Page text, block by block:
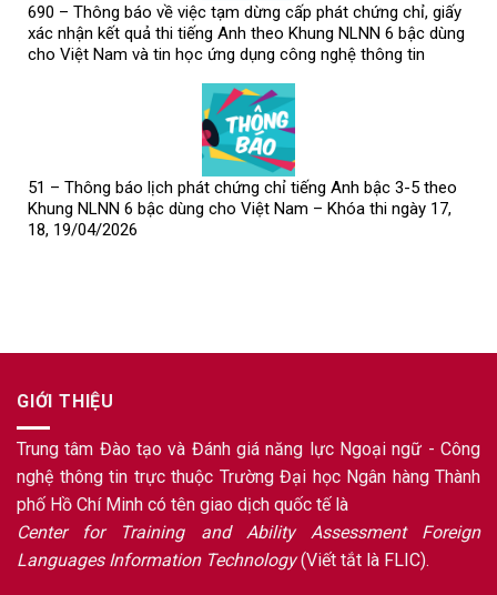
690 – Thông báo về việc tạm dừng cấp phát chứng chỉ, giấy
xác nhận kết quả thi tiếng Anh theo Khung NLNN 6 bậc dùng
cho Việt Nam và tin học ứng dụng công nghệ thông tin
51 – Thông báo lịch phát chứng chỉ tiếng Anh bậc 3-5 theo
Khung NLNN 6 bậc dùng cho Việt Nam – Khóa thi ngày 17,
18, 19/04/2026
GIỚI THIỆU
Trung tâm Đào tạo và Đánh giá năng lực Ngoại ngữ - Công
nghệ thông tin trực thuộc Trường Đại học Ngân hàng Thành
phố Hồ Chí Minh có tên giao dịch quốc tế là
Center for Training and Ability Assessment Foreign
Languages Information Technology(Viết tắt là FLIC).